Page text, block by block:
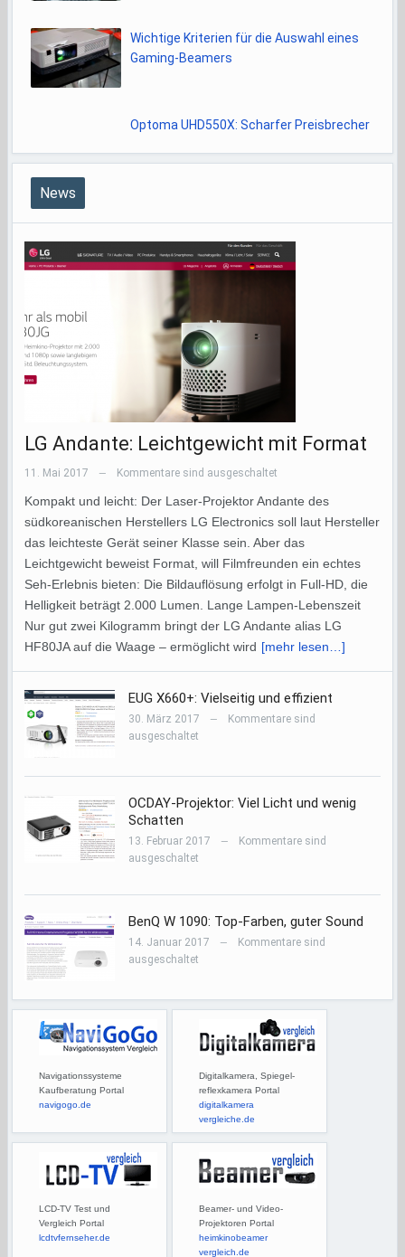
Wichtige Kriterien für die Auswahl eines
Gaming-Beamers
Optoma UHD550X: Scharfer Preisbrecher
News
LG Andante: Leichtgewicht mit Format
11. Mai 2017 — Kommentare sind ausgeschaltet
Kompakt und leicht: Der Laser-Projektor Andante des
südkoreanischen Herstellers LG Electronics soll laut Hersteller
das leichteste Gerät seiner Klasse sein. Aber das
Leichtgewicht beweist Format, will Filmfreunden ein echtes
Seh-Erlebnis bieten: Die Bildauflösung erfolgt in Full-HD, die
Helligkeit beträgt 2.000 Lumen. Lange Lampen-Lebenszeit
Nur gut zwei Kilogramm bringt der LG Andante alias LG
HF80JA auf die Waage – ermöglicht wird [mehr lesen…]
EUG X660+: Vielseitig und effizient
30. März 2017 —
Kommentare sind
ausgeschaltet
OCDAY-Projektor: Viel Licht und wenig
Schatten
13. Februar 2017 —
Kommentare sind
ausgeschaltet
BenQ W 1090: Top-Farben, guter Sound
14. Januar 2017 —
Kommentare sind
ausgeschaltet
Navigationssysteme
Kaufberatung Portal
navigogo.de
Digitalkamera, Spiegel-
reflexkamera Portal
digitalkamera
vergleiche.de
LCD-TV Test und
Vergleich Portal
lcdtvfernseher.de
Beamer- und Video-
Projektoren Portal
heimkinobeamer
vergleich.de